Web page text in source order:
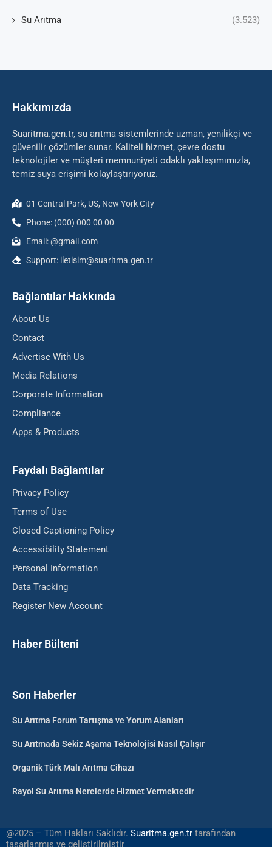
Su Arıtma (3.523)
Hakkımızda
Suaritma.gen.tr, su arıtma sistemlerinde uzman, yenilikçi ve
güvenilir çözümler sunar. Kaliteli hizmet, çevre dostu
teknolojiler ve müşteri memnuniyeti odaklı yaklaşımımızla,
temiz suya erişimi kolaylaştırıyoruz.
01 Central Park, US, New York City
Phone: (000) 000 00 00
Email: @gmail.com
Support: iletisim@suaritma.gen.tr
Bağlantılar Hakkında
About Us
Contact
Advertise With Us
Media Relations
Corporate Information
Compliance
Apps & Products
Faydalı Bağlantılar
Privacy Policy
Terms of Use
Closed Captioning Policy
Accessibility Statement
Personal Information
Data Tracking
Register New Account
Haber Bülteni
Son Haberler
Su Arıtma Forum Tartışma ve Yorum Alanları
Su Arıtmada Sekiz Aşama Teknolojisi Nasıl Çalışır
Organik Türk Malı Arıtma Cihazı
Rayol Su Arıtma Nerelerde Hizmet Vermektedir
@2025 – Tüm Hakları Saklıdır. Suaritma.gen.tr tarafından
tasarlanmış ve geliştirilmiştir